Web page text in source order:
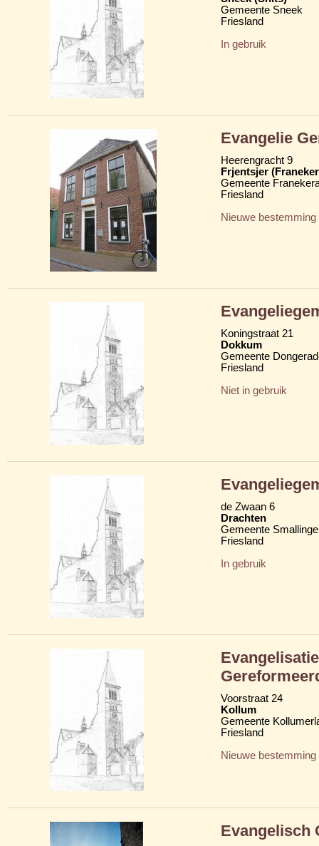
Gemeente Sneek
Friesland
In gebruik
Evangelie
Heerengracht 9
Frjentsjer
Gemeente
Friesland
Nieuwe bestemming
Koningstraat 21
Dokkum
Gemeente
Friesland
Niet in gebruik
de Zwaan 6
Drachten
Gemeente
Friesland
In gebruik
Voorstraat 24
Kollum
Gemeente
Friesland
Nieuwe bestemming
Evangelisch